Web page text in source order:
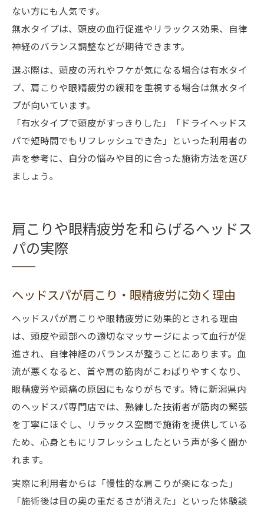
ない方にも人気です。
無水タイプは、頭皮の血行促進やリラックス効果、自律
神経のバランス調整などが期待できます。
選ぶ際は、頭皮の汚れやフケが気になる場合は有水タイ
プ、肩こりや眼精疲労の緩和を重視する場合は無水タイ
プが向いています。
「有水タイプで頭皮がすっきりした」「ドライヘッドス
パで短時間でもリフレッシュできた」といった利用者の
声を参考に、自分の悩みや目的に合った施術方法を選び
ましょう。
肩こりや眼精疲労を和らげるヘッドス
パの実際
ヘッドスパが肩こり・眼精疲労に効く理由
ヘッドスパが肩こりや眼精疲労に効果的とされる理由
は、頭皮や頭部への適切なマッサージによって血行が促
進され、自律神経のバランスが整うことにあります。血
流が悪くなると、首や肩の筋肉がこわばりやすくなり、
眼精疲労や頭痛の原因にもなりがちです。特に新潟県内
のヘッドスパ専門店では、熟練した技術者が筋肉の緊張
を丁寧にほぐし、リラックス空間で施術を提供している
ため、心身ともにリフレッシュしたという声が多く聞か
れます。
実際に利用者からは「慢性的な肩こりが楽になった」
「施術後は目の奥の重だるさが消えた」といった体験談